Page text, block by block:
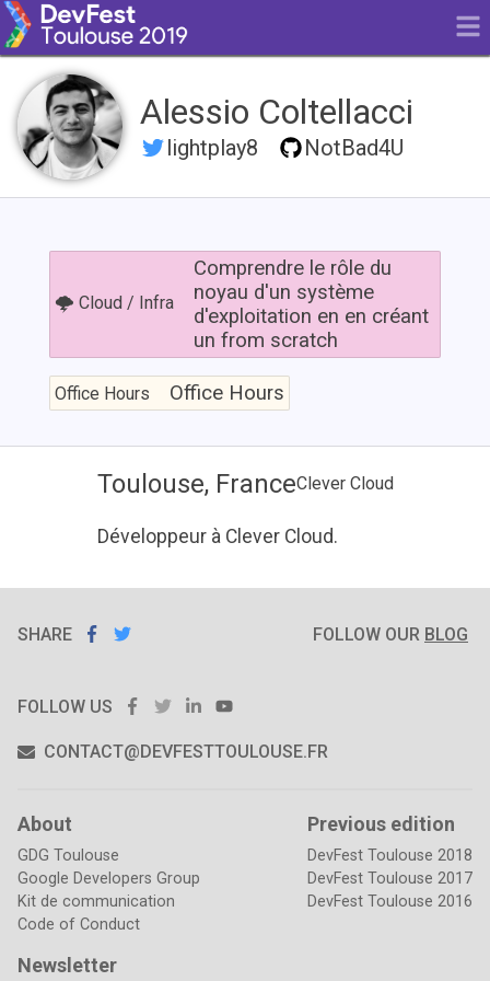
Alessio Coltellacci
lightplay8 NotBad4U
du
d'exploitation
en
créant
🌩 Cloud / Infra
Comprendre le rôle du
noyau d'un système
d'exploitation en en créant
un from scratch
Hours
Office Hours Office Hours
Toulouse, FranceClever Cloud
Développeur à Clever Cloud.
SHARE
SHARE ON
FACEBOOK
FOLLOW OUR BLOG
FOLLOW US FACEBOOK
TWITTERLINKEDIN
CONTACT@DEVFESTTOULOUSE.FR
About
GDG Toulouse
Google Developers Group
Kit de communication
Code of Conduct
Previous edition
DevFest Toulouse 2018
DevFest Toulouse 2017
DevFest Toulouse 2016
Newsletter